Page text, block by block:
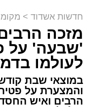
תגים:אשדוד , ירי
אירוע ירי חמור
בינוני.
כוחות ההצלה
חדשות אשדוד >
מזכה
'שבעה' על
לעולמו
במוצאי שבת
והמצערת על
הרבים ואיש